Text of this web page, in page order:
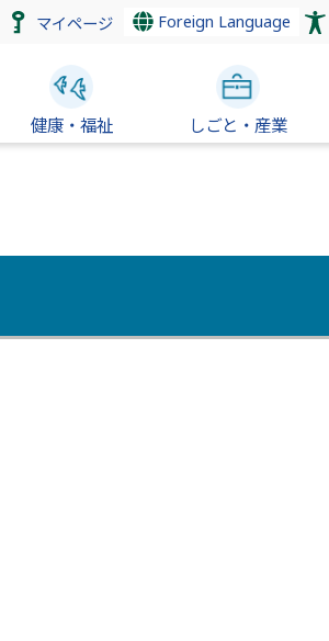
マイページ Foreign Language
健康・福祉 しごと・産業